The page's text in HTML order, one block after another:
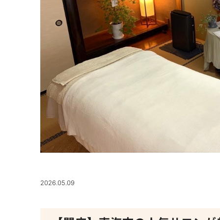
2026.05.09